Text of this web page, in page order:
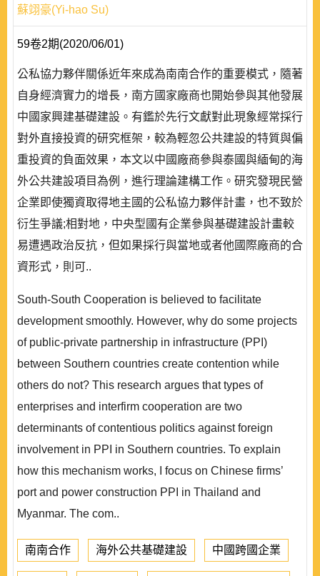
蘇翊豪(Yi-hao Su)
59卷2期(2020/06/01)
公私協力夥伴關係近年來成為南南合作的重要模式，隨著
自身經濟實力的增長，南方國家廠商也開始參與其他發展
中國家興建基礎建設。有鑑於先行文獻對此現象經常採行
對外直接投資的研究框架，較為輕忽公共建設的特質與偏
重投資的負面效果，本文以中國廠商參與泰國與緬甸的海
外公共建設項目為例，進行理論建構工作。研究發現民營
企業即使獨資取得地主國的公私協力夥伴計畫，也不致於
衍生爭議;相對地，中央型國有企業參與基礎建設計畫較
易遭遇政治反抗，但如果採行與當地或者他國際廠商的合
資形式，則可..
South-South Cooperation is believed to facilitate
development smoothly. However, why do some projects
of public-private partnership in infrastructure (PPI)
between Southern countries create contention while
others do not? This research argues that types of
enterprises and interfirm cooperation are two
determinants of contentious politics against foreign
involvement in PPI in Southern countries. To explain
how this mechanism works, I focus on Chinese firms’
port and power construction PPI in Thailand and
Myanmar. The com..
南南合作 海外公共基礎建設 中國跨國企業